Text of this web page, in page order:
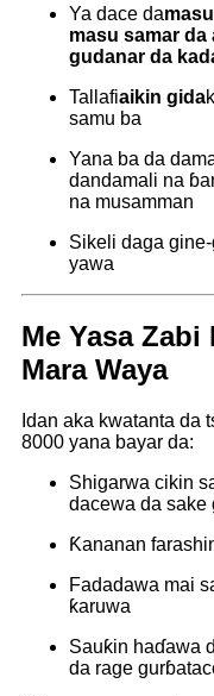
Ya dace da
masu samar
gudanar da
Tallafiaikin gida
samu ba
Yana ba da
dandamali na
na musamman
Sikeli daga
yawa
Me Yasa Zabi
Mara Waya
Idan aka kwatanta da
8000 yana bayar da:
Shigarwa cikin
dacewa da sake
Ƙananan
Fadadawa mai
ƙaruwa
Sauƙin haɗawa
da rage